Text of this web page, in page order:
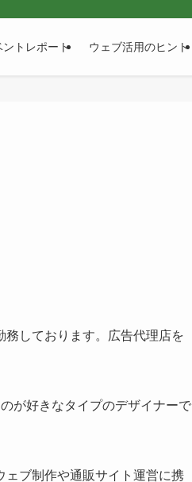
ントレポート ウェブ活用のヒント
しております。広告代理店を
が好きなタイプのデザイナーで
ェブ制作や通販サイト運営に携